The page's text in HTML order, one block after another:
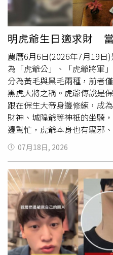
共同對外實施統一關稅，並
西與阿根廷因此警告，若烏
引發法律及貿易報復措施。
先在烏拉圭加工，再享有成
場，進而從內部削弱關稅同
後，阻止烏拉圭與中國單獨
2023年1月首次出訪時，他
（Montevideo，烏拉圭首都
由貿易路線。魯拉身邊官員
能「摧毀南方共同市場」。
包括恢復跨境基礎建設工程
的出資，以及承諾停止單方
烏選擇讓步，同意將烏拉圭
由南方共同市場整體談判推
終強烈反對向中國開放共同
造業協會組成的「工業聯盟
自由貿易協定，將是1場「災
面臨所謂「中國商品入侵」
（reais，約合逾1500億美元
聯盟協調人、同時也是巴西
Institute）負責人的洛佩斯
能改由陸路返回路易斯安那
久，她又因傷勢問題再次送
術。福特透露，回到家鄉後
況都感到十分震驚，不少醫
的私密處外傷，甚至認為她
也慶幸女友如今終於回到家
不是繼續接受郵輪安排的醫
治療，醫師正全力避免她留
GoFundMe發起募款，希望
後續復健費用，陪伴她完成
麻反應呈陽性，兩人已遭拘
員值勤期間飲酒或吸毒採「
嚴重的事情。
明虎爺生日適求財
農曆6月6日(2026年7月19日
為「虎爺公」、「虎爺將軍
分為黃毛與黑毛兩種，前者
黑虎大將之稱。虎爺傳說是
跟在保生大帝身邊修練，成
財神、城隍爺等神祇的坐騎
邊幫忙，虎爺本身也有驅邪
都可以見到祂的身影，常被
「兒童的守護神」，若小朋
母或長輩會請虎爺認孩子為
猛健康。「虎」與「福」同
音，自然代表的就是福建，
虎代表了福建的華南虎，最
個老虎頭套，在古代老虎是
做一個重要的儀式，就是將
以祈禱這個孩子避開疾病 災難
虎爺能驅逐癘疫、降服惡魔
07月18日, 2026